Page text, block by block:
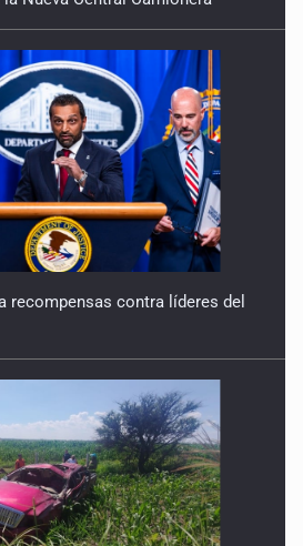
recompensas contra líderes del